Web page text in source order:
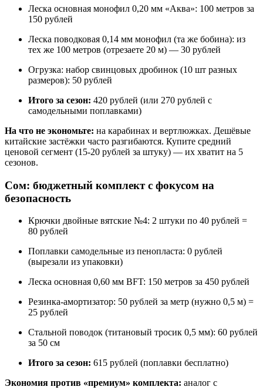
Леска основная монофил 0,20 мм «Аква»: 100 метров за
150 рублей
Леска поводковая 0,14 мм монофил (та же бобина): из
тех же 100 метров (отрезаете 20 м) — 30 рублей
Огрузка: набор свинцовых дробинок (10 шт разных
размеров): 50 рублей
Итого за сезон: 420 рублей (или 270 рублей с
самодельными поплавками)
На что не экономьте: на карабинах и вертлюжках. Дешёвые
китайские застёжки часто разгибаются. Купите средний
ценовой сегмент (15-20 рублей за штуку) — их хватит на 5
сезонов.
Сом: бюджетный комплект с фокусом на
безопасность
Крючки двойные вятские №4: 2 штуки по 40 рублей =
80 рублей
Поплавки самодельные из пенопласта: 0 рублей
(вырезали из упаковки)
Леска основная 0,60 мм BFT: 150 метров за 450 рублей
Резинка-амортизатор: 50 рублей за метр (нужно 0,5 м) =
25 рублей
Стальной поводок (титановый тросик 0,5 мм): 60 рублей
за 50 см
Итого за сезон: 615 рублей (поплавки бесплатно)
Экономия против «премиум» комплекта: аналог с